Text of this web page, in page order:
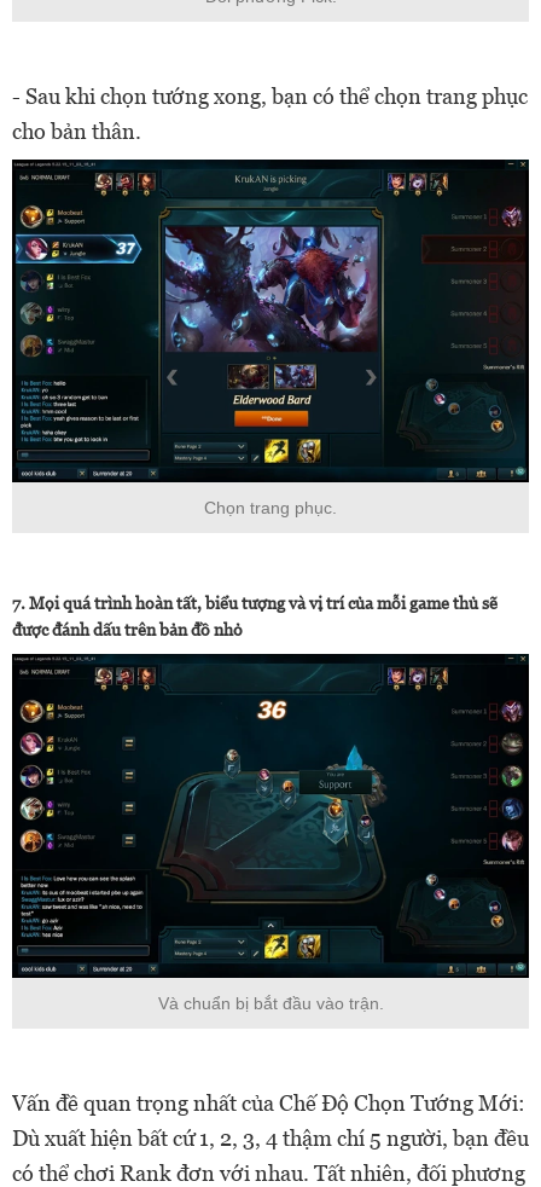
- Sau khi chọn tướng xong, bạn có thể chọn trang phục
cho bản thân.
Chọn trang phục.
7. Mọi quá trình hoàn tất, biểu tượng và vị trí của mỗi game thủ sẽ
được đánh dấu trên bản đồ nhỏ
Và chuẩn bị bắt đầu vào trận.
Vấn đề quan trọng nhất của Chế Độ Chọn Tướng Mới:
Dù xuất hiện bất cứ 1, 2, 3, 4 thậm chí 5 người, bạn đều
có thể chơi Rank đơn với nhau. Tất nhiên, đối phương